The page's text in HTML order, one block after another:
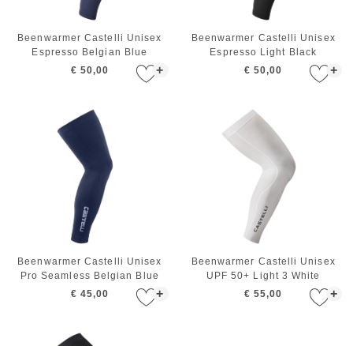
+
Beenwarmer Castelli Unisex
Espresso Belgian Blue
€ 50,00
+
Beenwarmer Castelli Unisex
Espresso Light Black
€ 50,00
+
Beenwarmer Castelli Unisex
Pro Seamless Belgian Blue
€ 45,00
+
Beenwarmer Castelli Unisex
UPF 50+ Light 3 White
€ 55,00